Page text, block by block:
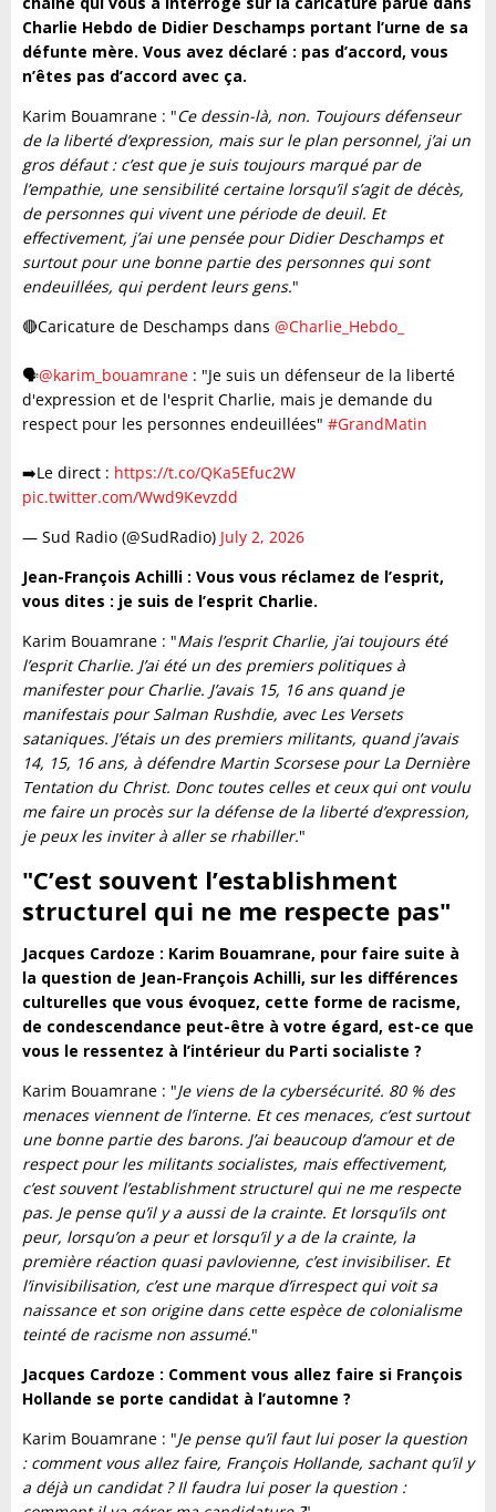
Charlie Hebdo de Didier Deschamps portant l’urne de sa
défunte mère. Vous avez déclaré : pas d’accord, vous
n’êtes pas d’accord avec ça.
Karim Bouamrane : "Ce dessin-là, non. Toujours défenseur
de la liberté d’expression, mais sur le plan personnel, j’ai un
gros défaut : c’est que je suis toujours marqué par de
l’empathie, une sensibilité certaine lorsqu’il s’agit de décès,
de personnes qui vivent une période de deuil. Et
effectivement, j’ai une pensée pour Didier Deschamps et
surtout pour une bonne partie des personnes qui sont
endeuillées, qui perdent leurs gens."
🔴Caricature de Deschamps dans @Charlie_Hebdo_
🗣️@karim_bouamrane : "Je suis un défenseur de la liberté
d'expression et de l'esprit Charlie, mais je demande du
respect pour les personnes endeuillées" #GrandMatin
➡️Le direct : https://t.co/QKa5Efuc2W
pic.twitter.com/Wwd9Kevzdd
— Sud Radio (@SudRadio) July 2, 2026
Jean-François Achilli : Vous vous réclamez de l’esprit,
vous dites : je suis de l’esprit Charlie.
Karim Bouamrane : "Mais l’esprit Charlie, j’ai toujours été
l’esprit Charlie. J’ai été un des premiers politiques à
manifester pour Charlie. J’avais 15, 16 ans quand je
manifestais pour Salman Rushdie, avec Les Versets
sataniques. J’étais un des premiers militants, quand j’avais
14, 15, 16 ans, à défendre Martin Scorsese pour La Dernière
Tentation du Christ. Donc toutes celles et ceux qui ont voulu
me faire un procès sur la défense de la liberté d’expression,
je peux les inviter à aller se rhabiller."
"C’est souvent l’establishment
structurel qui ne me respecte pas"
Jacques Cardoze : Karim Bouamrane, pour faire suite à
la question de Jean-François Achilli, sur les différences
culturelles que vous évoquez, cette forme de racisme,
de condescendance peut-être à votre égard, est-ce que
vous le ressentez à l’intérieur du Parti socialiste ?
Karim Bouamrane : "Je viens de la cybersécurité. 80 % des
menaces viennent de l’interne. Et ces menaces, c’est surtout
une bonne partie des barons. J’ai beaucoup d’amour et de
respect pour les militants socialistes, mais effectivement,
c’est souvent l’establishment structurel qui ne me respecte
pas. Je pense qu’il y a aussi de la crainte. Et lorsqu’ils ont
peur, lorsqu’on a peur et lorsqu’il y a de la crainte, la
première réaction quasi pavlovienne, c’est invisibiliser. Et
l’invisibilisation, c’est une marque d’irrespect qui voit sa
naissance et son origine dans cette espèce de colonialisme
teinté de racisme non assumé."
Jacques Cardoze : Comment vous allez faire si François
Hollande se porte candidat à l’automne ?
Karim Bouamrane : "Je pense qu’il faut lui poser la question
: comment vous allez faire, François Hollande, sachant qu’il y
a déjà un candidat ? Il faudra lui poser la question :